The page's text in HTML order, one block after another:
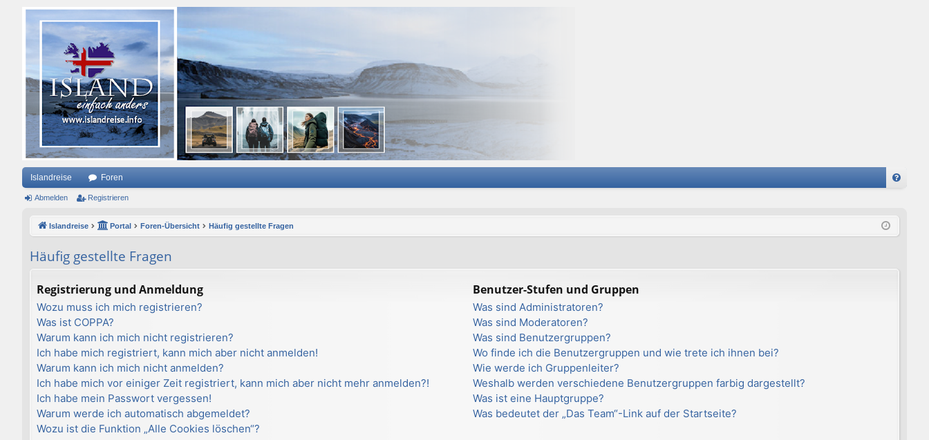
Islandreise Foren
Q
Abmelden Registrieren
Islandreise Portal Foren-Übersicht Häufig gestellte Fragen
Häufig gestellte Fragen
Registrierung und Anmeldung
Wozu muss ich mich registrieren?
Was ist COPPA?
Warum kann ich mich nicht registrieren?
Ich habe mich registriert, kann mich aber nicht anmelden!
Warum kann ich mich nicht anmelden?
Ich habe mich vor einiger Zeit registriert, kann mich aber nicht mehr anmelden?!
Ich habe mein Passwort vergessen!
Warum werde ich automatisch abgemeldet?
Wozu ist die Funktion „Alle Cookies löschen“?
Benutzer-Stufen und Gruppen
Was sind Administratoren?
Was sind Moderatoren?
Was sind Benutzergruppen?
Wo finde ich die Benutzergruppen und wie trete ich ihnen bei?
Wie werde ich Gruppenleiter?
Weshalb werden verschiedene Benutzergruppen farbig dargestellt?
Was ist eine Hauptgruppe?
Was bedeutet der „Das Team“-Link auf der Startseite?